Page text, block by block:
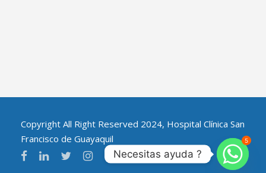
Copyright All Right Reserved 2024, Hospital Clínica San
Francisco de Guayaquil
5
Necesitas ayuda ?